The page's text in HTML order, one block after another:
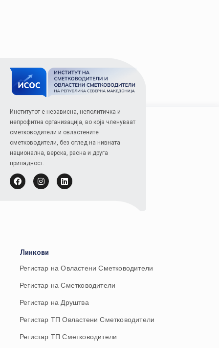
Институтот е независна, неполитичка и
непрофитна организација, во која членуваат
сметководители и овластените
сметководители, без оглед на нивната
национална, верска, расна и друга
припадност.
Линкови
Регистар на Овластени Сметководители
Регистар на Сметководители
Регистар на Друштва
Регистар ТП Овластени Сметководители
Регистар ТП Сметководители